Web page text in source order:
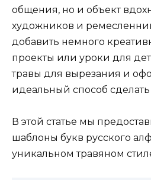
общения, но и объект
художников и
добавить немного
проекты или уроки для
травы для вырезания и
идеальный способ сделать
В этой статье мы
шаблоны букв русского
уникальном травяном